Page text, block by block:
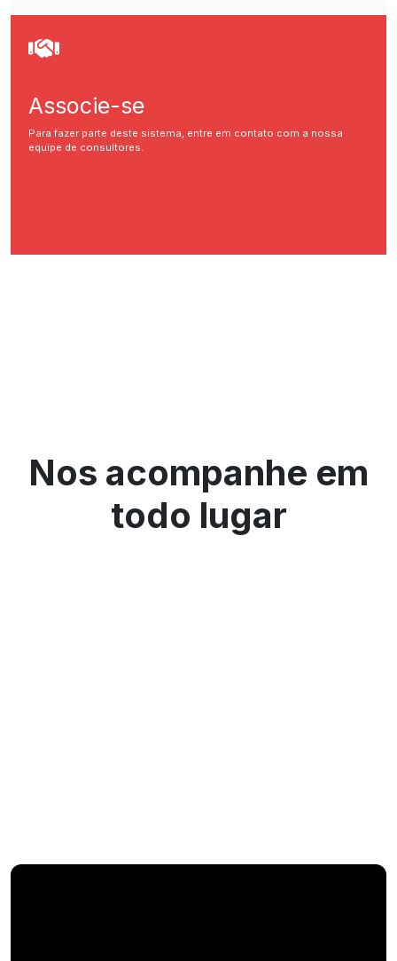
Associe-se
Para fazer parte deste sistema, entre em contato com a nossa
equipe de consultores.
Nos acompanhe em
todo lugar